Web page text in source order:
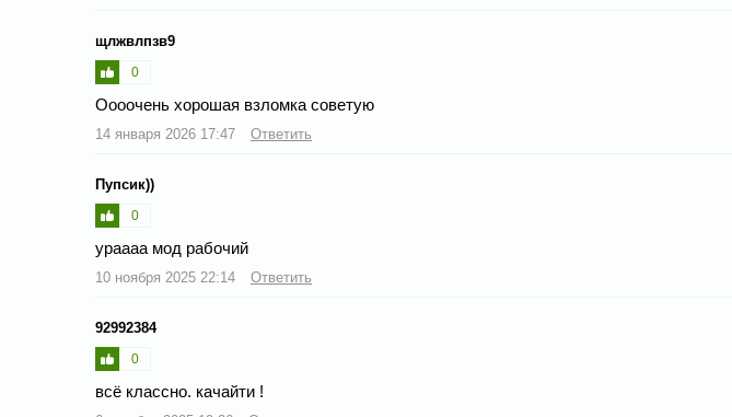
щлжвлпзв9
0
Оооочень хорошая взломка советую
14 января 2026 17:47 Ответить
Пупсик))
0
ураааа мод рабочий
10 ноября 2025 22:14 Ответить
92992384
0
всё классно. качайти !